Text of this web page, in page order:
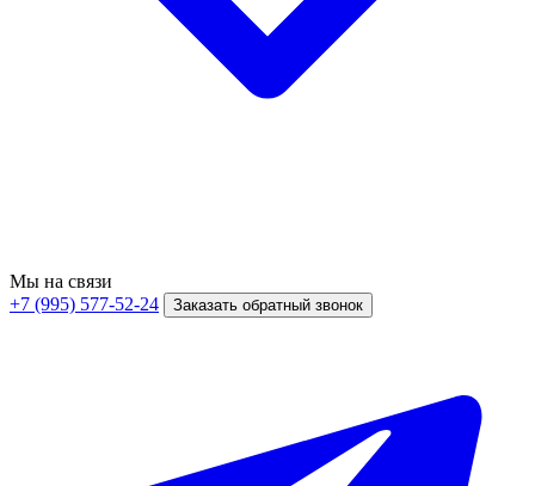
Мы на связи
+7 (995) 577-52-24
Заказать обратный звонок